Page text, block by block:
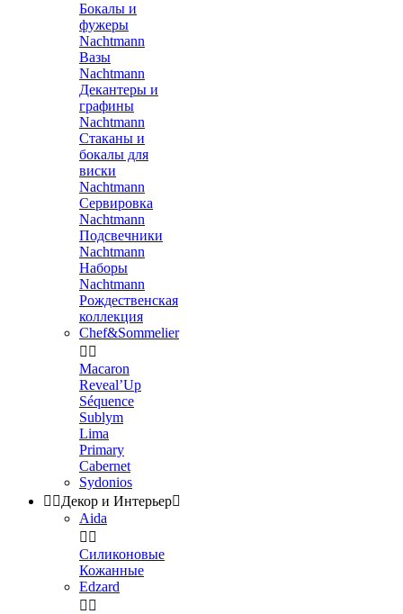
Бокалы и
фужеры
Nachtmann
Вазы
Nachtmann
Декантеры и
графины
Nachtmann
Стаканы и
бокалы для
виски
Nachtmann
Сервировка
Nachtmann
Подсвечники
Nachtmann
Наборы
Nachtmann
Рождественская
коллекция
Chef&Sommelier
 
Macaron
Reveal’Up
Séquence
Sublym
Lima
Primary
Cabernet
Sydonios
 Декор и Интерьер
Aida
 
Силиконовые
Кожанные
Edzard
 